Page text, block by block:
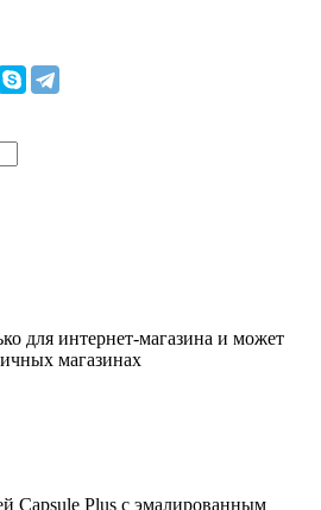
для интернет-магазина и может
магазинах
Capsule Plus с эмалированным